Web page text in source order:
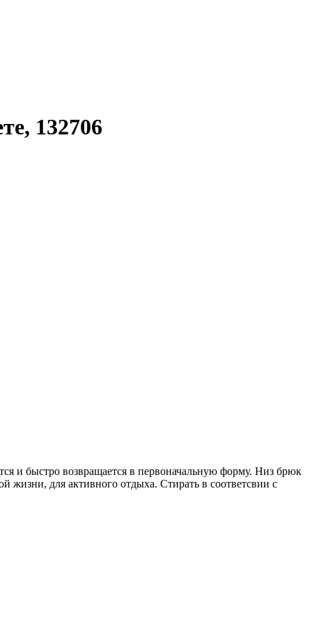
132706
и быстро возвращается в первоначальную форму. Низ брюк
для активного отдыха. Стирать в соответсвии с